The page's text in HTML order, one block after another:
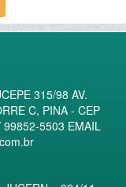
315/98 AV.
C, PINA - CEP
5503 EMAIL